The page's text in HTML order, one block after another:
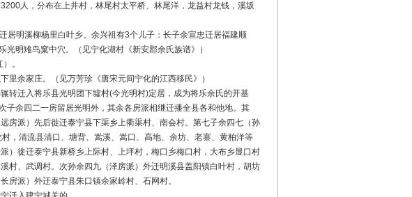
人，分布在上井村，林尾村太平桥、林尾洋，龙益村龙钱，溪坂
明溪柳杨里白叶乡。余兴祖有3个儿子：长子余宣忠迁居福建顺
明雉鸟窠中穴。（见宁化湖村《新安郡余氏族谱》）
。
里余家庄。（见万芳珍《唐宋元间宁化的江西移民》）
转迁入将乐县光明团下墟村(今光明村)定居，成为将乐余氏的开基
余四二一房留居光明外，其余各房派相继迁播全县各和他地。其
房派）先后徙迁泰宁县下渠乡上衢渠村、南会村。第七子余四七（孙
，清流县清口、塘背、嵩溪、嵩口、高地、余坊、老寨、黄柏洋等
）徙迁泰宁县新桥乡上际村、上坪村，梅口乡梅口村，大布乡显口村
村、武调村。次孙余四九（泽房派）外迁明溪县盖阳镇白叶村，胡坊
房派）外迁泰宁县朱口镇余家岭村、石网村。